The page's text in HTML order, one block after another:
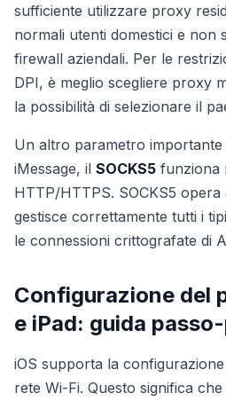
sufficiente utilizzare proxy
normali utenti domestici e non
firewall aziendali. Per le
DPI, è meglio scegliere proxy
la possibilità di selezionare il
Un altro parametro
iMessage, il SOCKS5 funziona
HTTP/HTTPS. SOCKS5
gestisce correttamente tutti i
le connessioni crittografate di
Configurazione del
e iPad: guida
iOS supporta la
rete Wi-Fi. Questo significa